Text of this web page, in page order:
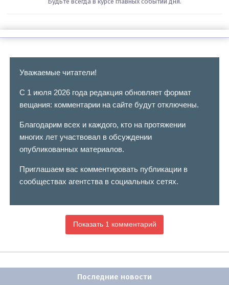
Уважаемые читатели!
С 1 июля 2026 года редакция обновляет формат
вещания: комментарии на сайте будут отключены.
Благодарим всех и каждого, кто на протяжении
многих лет участвовал в обсуждении
опубликованных материалов.
Приглашаем вас комментировать публикации в
сообществах агентства в социальных сетях.
Показать 1 комментарий
Последние новости